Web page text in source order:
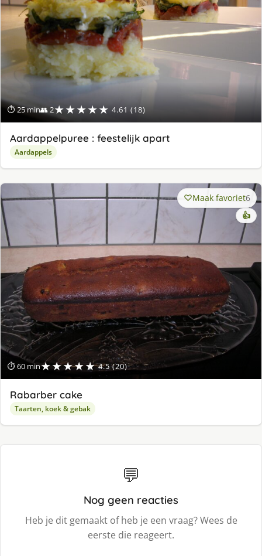
⏱ 25 min👥 2★★★★★ 4.61 (18)
Aardappelpuree : feestelijk apart
Aardappels
⏱ 60 min★★★★★ 4.5 (20)
Maak favoriet6
👍
Rabarber cake
Taarten, koek & gebak
💬
Nog geen reacties
Heb je dit gemaakt of heb je een vraag? Wees de
eerste die reageert.